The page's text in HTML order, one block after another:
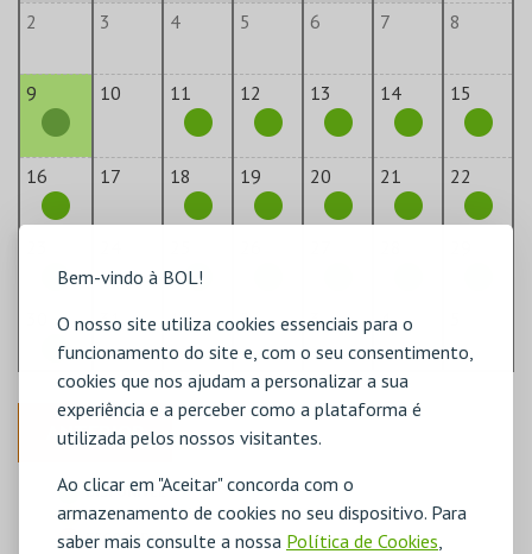
Bem-vindo à BOL!
O nosso site utiliza cookies essenciais para o
funcionamento do site e, com o seu consentimento,
cookies que nos ajudam a personalizar a sua
experiência e a perceber como a plataforma é
utilizada pelos nossos visitantes.
Ao clicar em "Aceitar" concorda com o
armazenamento de cookies no seu dispositivo. Para
saber mais consulte a nossa Política de Cookies,
2 3 4 5 6 7 8
9 10 11 12 13 14 15
16 17 18 19 20 21 22
31 1 2 3 4
ANTERIOR
DISPONÍVEL
POUCO DISPONÍVEL
ESGOTADO